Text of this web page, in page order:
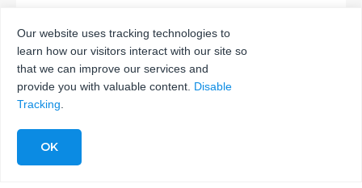
ENVÍA
Our website uses tracking technologies to
learn how our visitors interact with our site so
that we can improve our services and
provide you with valuable content. Disable
Tracking